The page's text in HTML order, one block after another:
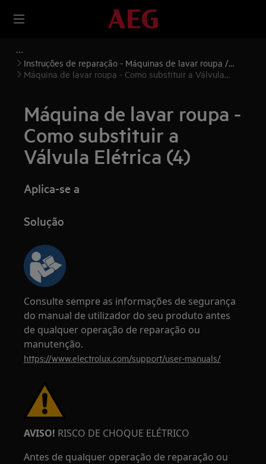
Instruções de reparação - Máquinas de lavar roupa /
Máquinas de lavar e secar roupa
Máquina de lavar roupa - Como substituir a Válvula
Máquina de lavar roupa -
Como substituir a
Válvula Elétrica (4)
Aplica-se a
Solução
Consulte sempre as informações de segurança
do manual de utilizador do seu produto antes
de qualquer operação de reparação ou
manutenção.
https://www.electrolux.com/support/user-manuals/
AVISO! RISCO DE CHOQUE ELÉTRICO
Antes de qualquer operação de reparação ou